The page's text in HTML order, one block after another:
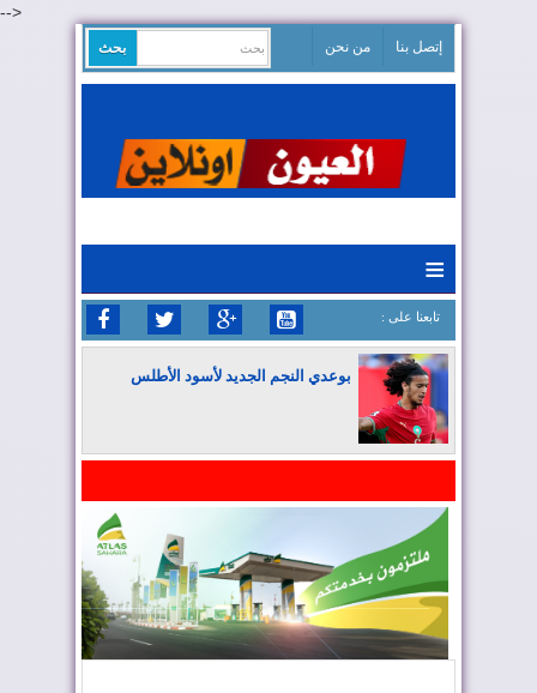
-->
إتصل بنا من نحن
≡
: تابعنا على
بوعدي النجم الجديد لأسود الأطلس
المغرب يعزز موقعه في صناعة الطيران